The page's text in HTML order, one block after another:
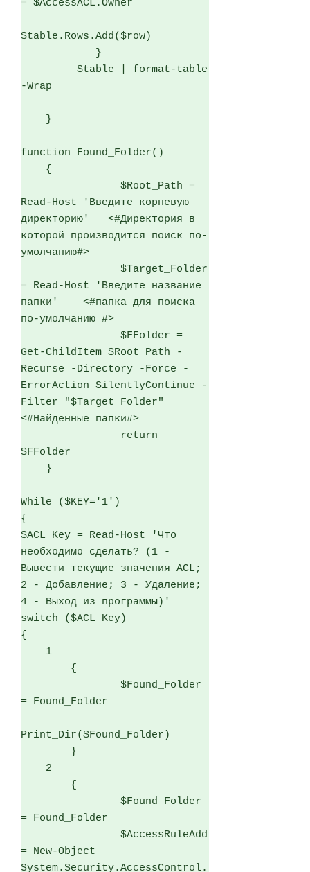
= $AccessACL.Owner
$table.Rows.Add($row)
-Wrap
function Found_Folder()
Read-Host 'Введите корневую
директорию'   <#Директория в
которой производится поиск по-
умолчанию#>
= Read-Host 'Введите название
папки'    <#папка для поиска
по-умолчанию #>
Get-ChildItem $Root_Path -
Recurse -Directory -Force -
ErrorAction SilentlyContinue -
Filter "$Target_Folder"
<#Найденные папки#>
$FFolder
While ($KEY='1')
{
$ACL_Key = Read-Host 'Что
необходимо сделать? (1 -
Вывести текущие значения ACL;
2 - Добавление; 3 - Удаление;
4 - Выход из программы)'
switch ($ACL_Key)
{
= Found_Folder
Print_Dir($Found_Folder)
= Found_Folder
= New-Object
System.Security.AccessControl.